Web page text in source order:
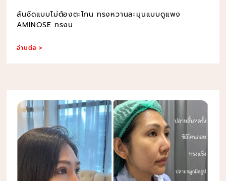
สันชัดแบบไม่ต้องตะโกน ทรงหวานละมุนแบบดูแพง
AMINOSE ทรงน
อ่านต่อ >